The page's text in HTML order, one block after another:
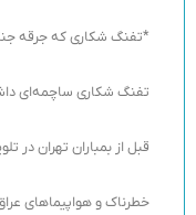
*تفنگ شکاری که جرقه
قبل از بمباران تهران در
خطرناک و هواپیماهای